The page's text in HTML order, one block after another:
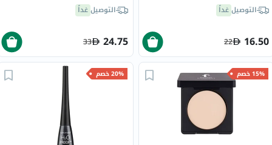
التوصيلغداً
16.50
22
التوصيلغداً
24.75
33
15% خصم 20% خصم